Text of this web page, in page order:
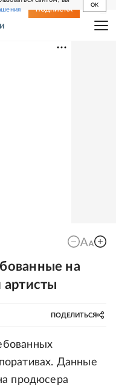
OK
ПОДПИСКА
на
артисты
ПОДЕЛИТЬСЯ
Данные
продюсера